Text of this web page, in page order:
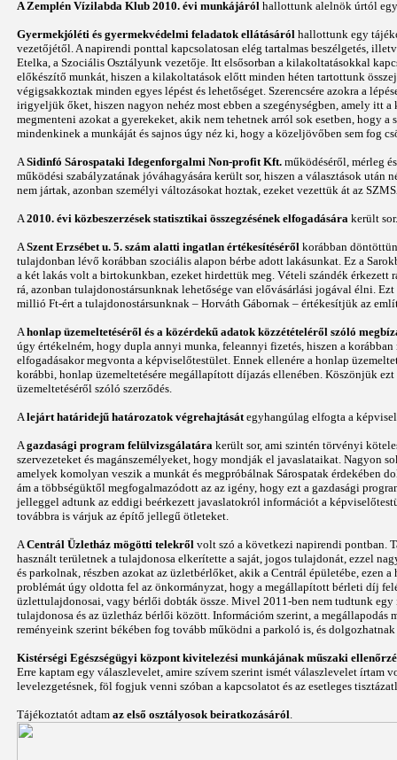
A Zemplén Vízilabda Klub 2010. évi munkájáról hallottunk alelnök úrtól
Gyermekjóléti és gyermekvédelmi feladatok ellátásáról hallottunk egy
vezetőjétől. A napirendi ponttal kapcsolatosan elég tartalmas beszélgetés,
Etelka, a Szociális Osztályunk vezetője. Itt elsősorban a kilakoltatásokkal
előkészítő munkát, hiszen a kilakoltatások előtt minden héten tartottunk
végigsakkoztak minden egyes lépést és lehetőséget. Szerencsére azokra a
irigyeljük őket, hiszen nagyon nehéz most ebben a szegénységben, amely itt
megmenteni azokat a gyerekeket, akik nem tehetnek arról sok esetben, hogy
mindenkinek a munkáját és sajnos úgy néz ki, hogy a közeljövőben sem fog
A Sidinfó Sárospataki Idegenforgalmi Non-profit Kft. működéséről, mérleg
működési szabályzatának jóváhagyására került sor, hiszen a választások
nem jártak, azonban személyi változásokat hoztak, ezeket vezettük át az
A 2010. évi közbeszerzések statisztikai összegzésének elfogadására került
A Szent Erzsébet u. 5. szám alatti ingatlan értékesítéséről korábban
tulajdonban lévő korábban szociális alapon bérbe adott lakásunkat. Ez a
a két lakás volt a birtokunkban, ezeket hirdettük meg. Vételi szándék
rá, azonban tulajdonostársunknak lehetősége van elővásárlási jogával élni.
millió Ft-ért a tulajdonostársunknak – Horváth Gábornak – értékesítjük az
A honlap üzemeltetéséről és a közérdekű adatok közzétételéről szóló
úgy értékelném, hogy dupla annyi munka, feleannyi fizetés, hiszen a
elfogadásakor megvonta a képviselőtestület. Ennek ellenére a honlap
korábbi, honlap üzemeltetésére megállapított díjazás ellenében. Köszönjük
üzemeltetéséről szóló szerződés.
A lejárt határidejű határozatok végrehajtását egyhangúlag elfogta a
A gazdasági program felülvizsgálatára került sor, ami szintén törvényi
szervezeteket és magánszemélyeket, hogy mondják el javaslataikat. Nagyon
amelyek komolyan veszik a munkát és megpróbálnak Sárospatak érdekében
ám a többségüktől megfogalmazódott az az igény, hogy ezt a gazdasági
jelleggel adtunk az eddigi beérkezett javaslatokról információt a
továbbra is várjuk az építő jellegű ötleteket.
A Centrál Üzletház mögötti telekről volt szó a következi napirendi pontban.
használt területnek a tulajdonosa elkerítette a saját, jogos tulajdonát, ezzel
és parkolnak, részben azokat az üzletbérlőket, akik a Centrál épületébe,
problémát úgy oldotta fel az önkormányzat, hogy a megállapított bérleti díj
üzlettulajdonosai, vagy bérlői dobták össze. Mivel 2011-ben nem tudtunk
tulajdonosa és az üzletház bérlői között. Információm szerint, a
reményeink szerint békében fog tovább működni a parkoló is, és
Kistérségi Egészségügyi központ kivitelezési munkájának műszaki
Erre kaptam egy válaszlevelet, amire szívem szerint ismét válaszlevelet írtam
levelezgetésnek, föl fogjuk venni szóban a kapcsolatot és az esetleges
Tájékoztatót adtam az első osztályosok beiratkozásáról